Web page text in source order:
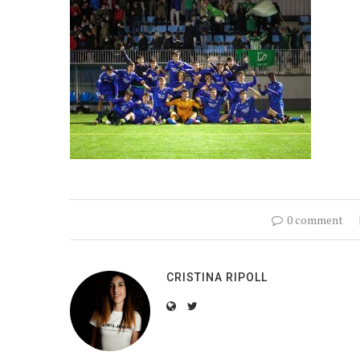
0 comment
CRISTINA RIPOLL